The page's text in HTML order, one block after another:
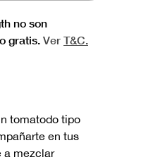
no son
gratis. Ver T&C.
tomatodo tipo
en tus
a mezclar